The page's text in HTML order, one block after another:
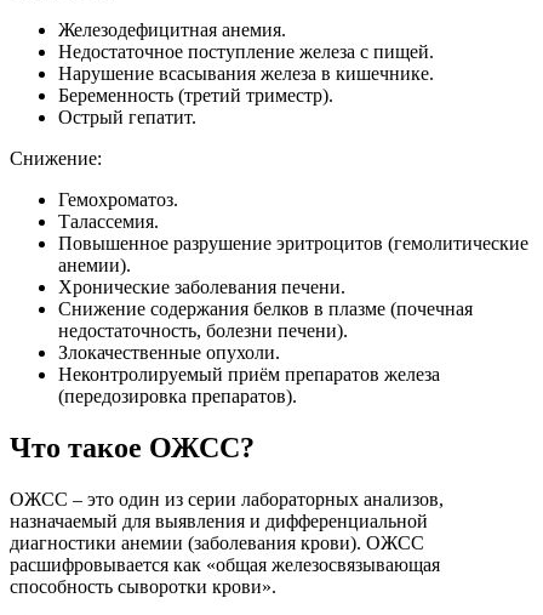
Железодефицитная анемия.
Недостаточное поступление железа с пищей.
Нарушение всасывания железа в кишечнике.
Беременность (третий триместр).
Острый гепатит.
Снижение:
Гемохроматоз.
Талассемия.
Повышенное разрушение эритроцитов (гемолитические
анемии).
Хронические заболевания печени.
Снижение содержания белков в плазме (почечная
недостаточность, болезни печени).
Злокачественные опухоли.
Неконтролируемый приём препаратов железа
(передозировка препаратов).
Что такое ОЖСС?
ОЖСС – это один из серии лабораторных анализов,
назначаемый для выявления и дифференциальной
диагностики анемии (заболевания крови). ОЖСС
расшифровывается как «общая железосвязывающая
способность сыворотки крови».